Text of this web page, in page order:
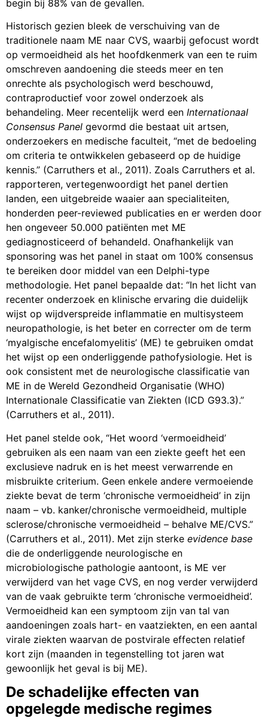
begin bij 88% van de gevallen.
Historisch gezien bleek de verschuiving van de
traditionele naam ME naar CVS, waarbij gefocust wordt
op vermoeidheid als het hoofdkenmerk van een te ruim
omschreven aandoening die steeds meer en ten
onrechte als psychologisch werd beschouwd,
contraproductief voor zowel onderzoek als
behandeling. Meer recentelijk werd een Internationaal
Consensus Panel gevormd die bestaat uit artsen,
onderzoekers en medische faculteit, “met de bedoeling
om criteria te ontwikkelen gebaseerd op de huidige
kennis.” (Carruthers et al., 2011). Zoals Carruthers et al.
rapporteren, vertegenwoordigt het panel dertien
landen, een uitgebreide waaier aan specialiteiten,
honderden peer-reviewed publicaties en er werden door
hen ongeveer 50.000 patiënten met ME
gediagnosticeerd of behandeld. Onafhankelijk van
sponsoring was het panel in staat om 100% consensus
te bereiken door middel van een Delphi-type
methodologie. Het panel bepaalde dat: “In het licht van
recenter onderzoek en klinische ervaring die duidelijk
wijst op wijdverspreide inflammatie en multisysteem
neuropathologie, is het beter en correcter om de term
‘myalgische encefalomyelitis’ (ME) te gebruiken omdat
het wijst op een onderliggende pathofysiologie. Het is
ook consistent met de neurologische classificatie van
ME in de Wereld Gezondheid Organisatie (WHO)
Internationale Classificatie van Ziekten (ICD G93.3).”
(Carruthers et al., 2011).
Het panel stelde ook, “Het woord ‘vermoeidheid’
gebruiken als een naam van een ziekte geeft het een
exclusieve nadruk en is het meest verwarrende en
misbruikte criterium. Geen enkele andere vermoeiende
ziekte bevat de term ‘chronische vermoeidheid’ in zijn
naam – vb. kanker/chronische vermoeidheid, multiple
sclerose/chronische vermoeidheid – behalve ME/CVS.”
(Carruthers et al., 2011). Met zijn sterke evidence base
die de onderliggende neurologische en
microbiologische pathologie aantoont, is ME ver
verwijderd van het vage CVS, en nog verder verwijderd
van de vaak gebruikte term ‘chronische vermoeidheid’.
Vermoeidheid kan een symptoom zijn van tal van
aandoeningen zoals hart- en vaatziekten, en een aantal
virale ziekten waarvan de postvirale effecten relatief
kort zijn (maanden in tegenstelling tot jaren wat
gewoonlijk het geval is bij ME).
De schadelijke effecten van
opgelegde medische regimes